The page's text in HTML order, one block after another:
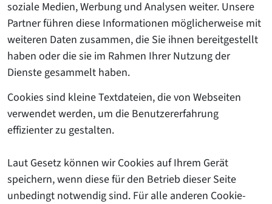
soziale Medien, Werbung und Analysen weiter. Unsere
Partner führen diese Informationen möglicherweise mit
weiteren Daten zusammen, die Sie ihnen bereitgestellt
haben oder die sie im Rahmen Ihrer Nutzung der
Dienste gesammelt haben.
Cookies sind kleine Textdateien, die von Webseiten
verwendet werden, um die Benutzererfahrung
effizienter zu gestalten.
Laut Gesetz können wir Cookies auf Ihrem Gerät
speichern, wenn diese für den Betrieb dieser Seite
unbedingt notwendig sind. Für alle anderen Cookie-